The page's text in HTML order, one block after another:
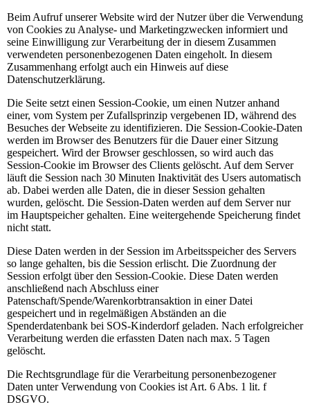
Beim Aufruf unserer Website wird der Nutzer über die Verwendung
von Cookies zu Analyse- und Marketingzwecken informiert und
seine Einwilligung zur Verarbeitung der in diesem Zusammen
verwendeten personenbezogenen Daten eingeholt. In diesem
Zusammenhang erfolgt auch ein Hinweis auf diese
Datenschutzerklärung.
Die Seite setzt einen Session-Cookie, um einen Nutzer anhand
einer, vom System per Zufallsprinzip vergebenen ID, während des
Besuches der Webseite zu identifizieren. Die Session-Cookie-Daten
werden im Browser des Benutzers für die Dauer einer Sitzung
gespeichert. Wird der Browser geschlossen, so wird auch das
Session-Cookie im Browser des Clients gelöscht. Auf dem Server
läuft die Session nach 30 Minuten Inaktivität des Users automatisch
ab. Dabei werden alle Daten, die in dieser Session gehalten
wurden, gelöscht. Die Session-Daten werden auf dem Server nur
im Hauptspeicher gehalten. Eine weitergehende Speicherung findet
nicht statt.
Diese Daten werden in der Session im Arbeitsspeicher des Servers
so lange gehalten, bis die Session erlischt. Die Zuordnung der
Session erfolgt über den Session-Cookie. Diese Daten werden
anschließend nach Abschluss einer
Patenschaft/Spende/Warenkorbtransaktion in einer Datei
gespeichert und in regelmäßigen Abständen an die
Spenderdatenbank bei SOS-Kinderdorf geladen. Nach erfolgreicher
Verarbeitung werden die erfassten Daten nach max. 5 Tagen
gelöscht.
Die Rechtsgrundlage für die Verarbeitung personenbezogener
Daten unter Verwendung von Cookies ist Art. 6 Abs. 1 lit. f
DSGVO.